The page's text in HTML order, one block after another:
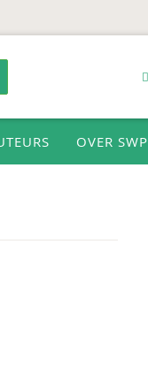
OVER SWP